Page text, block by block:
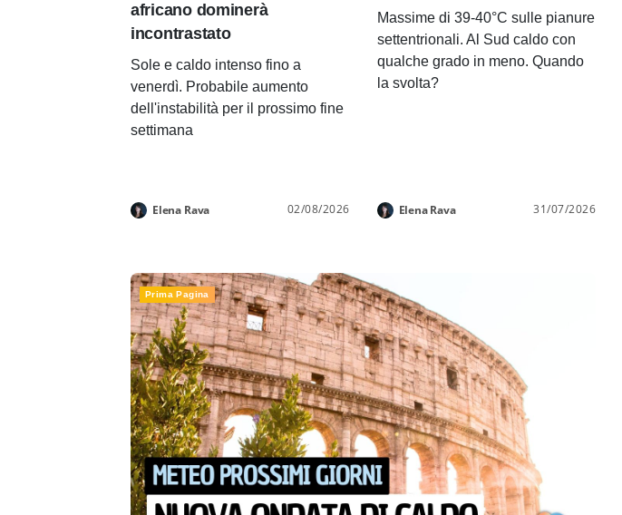
africano dominerà
incontrastato
Sole e caldo intenso fino a
venerdì. Probabile aumento
dell'instabilità per il prossimo fine
settimana
Elena Rava 02/08/2026
Massime di 39-40°C sulle pianure
settentrionali. Al Sud caldo con
qualche grado in meno. Quando
la svolta?
Elena Rava 31/07/2026
Prima Pagina